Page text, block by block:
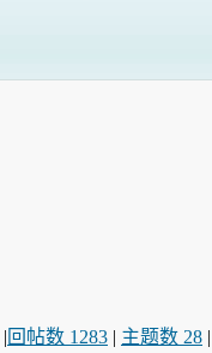
|回帖数 1283 | 主题数 28 |